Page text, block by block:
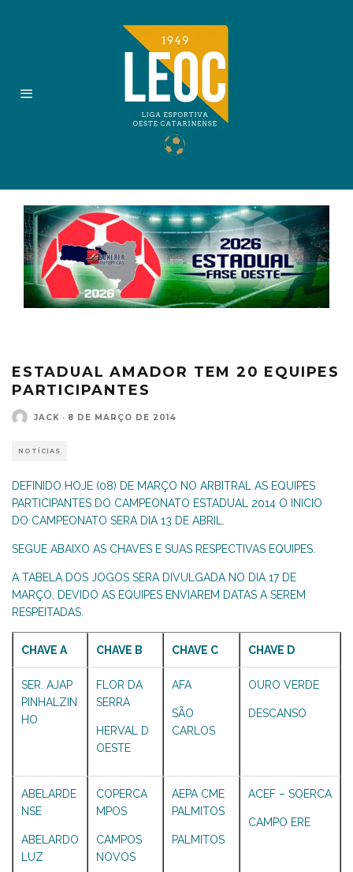
ESTADUAL AMADOR TEM 20 EQUIPES
PARTICIPANTES
JACK · 8 DE MARÇO DE 2014
NOTÍCIAS
DEFINIDO HOJE (08) DE MARÇO NO ARBITRAL AS EQUIPES
PARTICIPANTES DO CAMPEONATO ESTADUAL 2014 O INICIO
DO CAMPEONATO SERA DIA 13 DE ABRIL.
SEGUE ABAIXO AS CHAVES E SUAS RESPECTIVAS EQUIPES.
A TABELA DOS JOGOS SERA DIVULGADA NO DIA 17 DE
MARÇO, DEVIDO AS EQUIPES ENVIAREM DATAS A SEREM
RESPEITADAS.
CHAVE A CHAVE B CHAVE C CHAVE D
SER. AJAP
PINHALZIN
HO
FLOR DA
SERRA
HERVAL D
OESTE
AFA
SÃO
CARLOS
OURO VERDE
DESCANSO
ABELARDE
NSE
ABELARDO
LUZ
COPERCA
MPOS
CAMPOS
NOVOS
AEPA CME
PALMITOS
PALMITOS
ACEF – SOERCA
CAMPO ERE